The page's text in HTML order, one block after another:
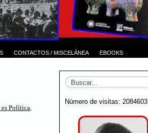
CONTACTOS / MISCELÁNEA EBOOKS
es Política,
Número de visitas: 2084603